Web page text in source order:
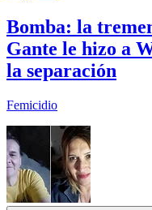
Bomba: la
Gante le hizo a
la separación
Femicidio